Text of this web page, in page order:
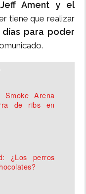
Ament y el
tiene que realizar
días para poder
Arena
de ribs en
¿Los perros